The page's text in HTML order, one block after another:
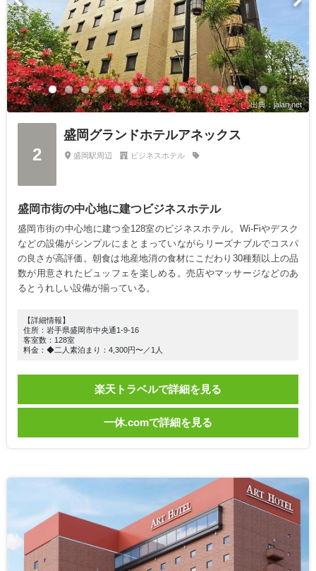
出典：jalan.net
2
盛岡グランドホテルアネックス
盛岡駅周辺 ビジネスホテル
盛岡市街の中心地に建つビジネスホテル
盛岡市街の中心地に建つ全128室のビジネスホテル。Wi-Fiやデスク
などの設備がシンプルにまとまっていながらリーズナブルでコスパ
の良さが高評価。朝食は地産地消の食材にこだわり30種類以上の品
数が用意されたビュッフェを楽しめる。売店やマッサージなどのあ
るとうれしい設備が揃っている。
【詳細情報】
住所：岩手県盛岡市中央通1-9-16
客室数：128室
料金：◆二人素泊まり：4,300円〜／1人
楽天トラベルで詳細を見る
一休.comで詳細を見る